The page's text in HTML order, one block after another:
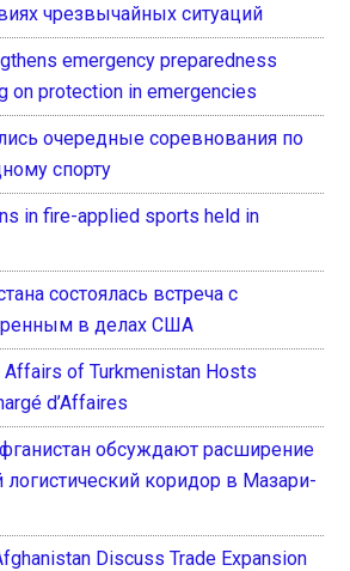
чрезвычайных ситуаций
emergency preparedness
on protection in emergencies
очередные соревнования по
спорту
in fire-applied sports held in
состоялась встреча с
в делах США
of Turkmenistan Hosts
d’Affaires
обсуждают расширение
коридор в Мазари-
Discuss Trade Expansion